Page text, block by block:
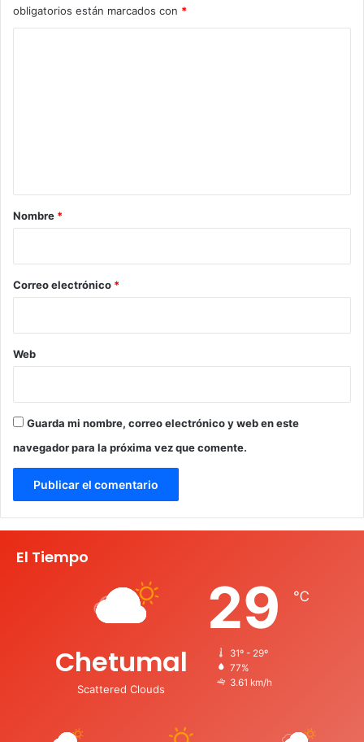
obligatorios están marcados con *
r
*
Nombre *
Correo electrónico *
Web
Guarda mi nombre, correo electrónico y web en este
navegador para la próxima vez que comente.
El Tiempo
Chetumal
Scattered Clouds
29 ℃
31º - 29º
77%
3.61 km/h